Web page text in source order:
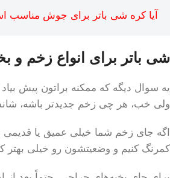
آیا کره شی باتر برای جوش
شی باتر برای انواع زخم و
یه سوال دیگه که ممکنه براتون پیش
ولی خب، هر چی زخم جدیدتر باشه،
اگه جای زخم شما خیلی عمیق یا قدیمی
کمرنگ کنیم و وضعیتشون رو خیلی بهتر